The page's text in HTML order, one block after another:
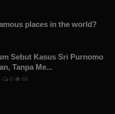
places in the world?
Sebut Kasus Sri Purnomo
Tanpa Me...
0 69